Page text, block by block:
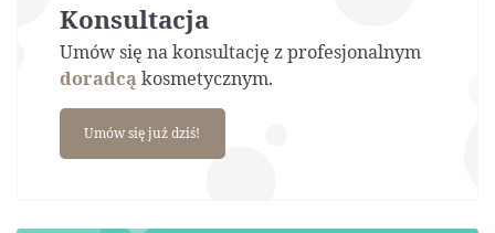
Konsultacja
Umów się na konsultację z profesjonalnym
doradcąkosmetycznym.
Umów się już dziś!